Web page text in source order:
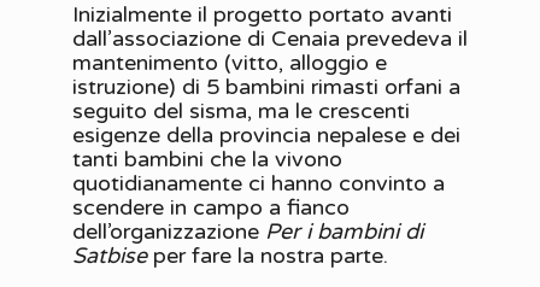
Inizialmente il progetto portato avanti
dall’associazione di Cenaia prevedeva il
mantenimento (vitto, alloggio e
istruzione) di 5 bambini rimasti orfani a
seguito del sisma, ma le crescenti
esigenze della provincia nepalese e dei
tanti bambini che la vivono
quotidianamente ci hanno convinto a
scendere in campo a fianco
dell’organizzazione Per i bambini di
Satbiseper fare la nostra parte.